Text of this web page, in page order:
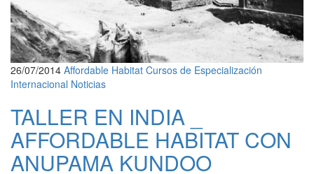
26/07/2014 Affordable Habitat Cursos de Especialización
Internacional Noticias
TALLER EN INDIA _
AFFORDABLE HABITAT CON
ANUPAMA KUNDOO